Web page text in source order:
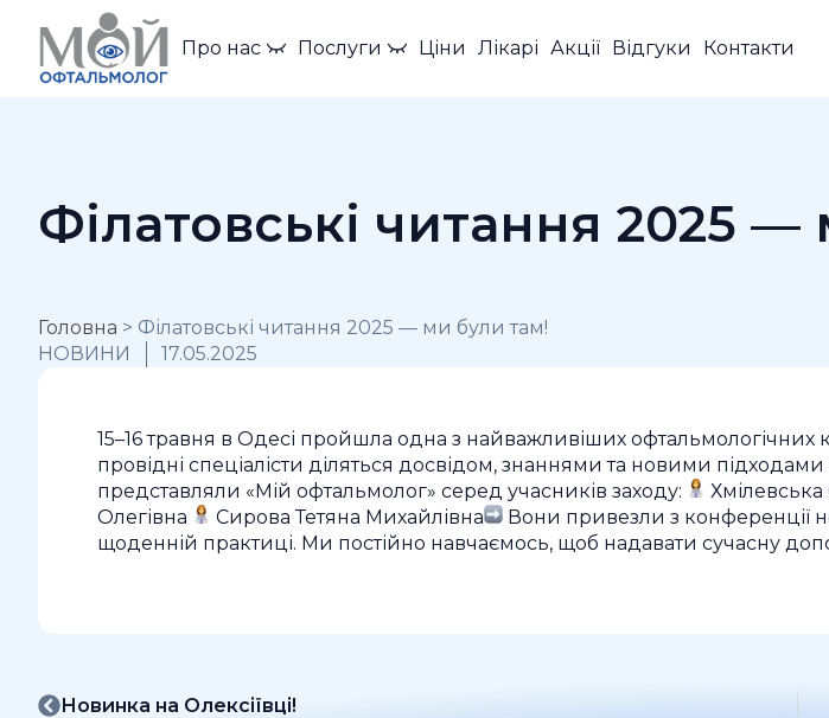
Про нас Послуги Ціни Лікарі Акції Відгуки Контакти
Філатовські читання 2025
Головна > Філатовські читання 2025 — ми були там!
НОВИНИ
17.05.2025
15–16 травня в Одесі пройшла одна з найважливіших
провідні спеціалісти діляться досвідом, знаннями та новими
представляли «Мій офтальмолог» серед учасників заходу:
Олегівна
Сирова Тетяна Михайлівна
Вони привезли з конференції
щоденній практиці. Ми постійно навчаємось, щоб надавати сучасну
Новинка на Олексіївці!